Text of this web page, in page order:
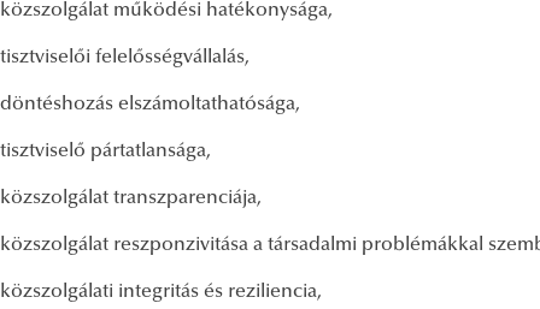
működési hatékonysága,
felelősségvállalás,
elszámoltathatósága,
pártatlansága,
transzparenciája,
reszponzivitása a társadalmi problémákkal
integritás és reziliencia,